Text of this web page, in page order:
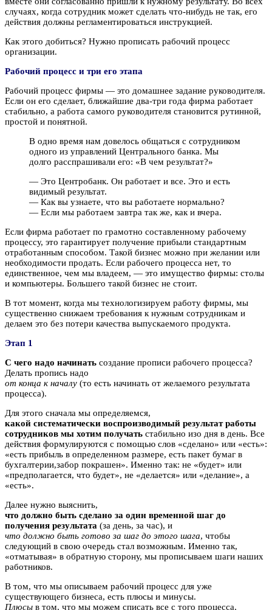
случаях, когда сотрудник может сделать что-нибудь не так, его
действия должны регламентироваться инструкцией.
Как этого добиться? Нужно прописать рабочий процесс
организации.
Рабочий процесс и три его этапа
Рабочий процесс фирмы — это домашнее задание руководителя.
Если он его сделает, ближайшие два-три года фирма работает
стабильно, а работа самого руководителя становится рутинной,
простой и понятной.
В одно время нам довелось общаться с сотрудником
одного из управлений Центрального банка. Мы
долго расспрашивали его: «В чем результат?»
— Это Центробанк. Он работает и все. Это и есть
видимый результат.
— Как вы узнаете, что вы работаете нормально?
— Если мы работаем завтра так же, как и вчера.
Если фирма работает по грамотно составленному рабочему
процессу, это гарантирует получение прибыли стандартным
отработанным способом. Такой бизнес можно при желании или
необходимости продать. Если рабочего процесса нет, то
единственное, чем мы владеем, — это имущество фирмы: столы
и компьютеры. Большего такой бизнес не стоит.
В тот момент, когда мы технологизируем работу фирмы, мы
существенно снижаем требования к нужным сотрудникам и
делаем это без потери качества выпускаемого продукта.
Этап 1
С чего надо начинать создание прописи рабочего процесса?
Делать пропись надо
от конца к началу (то есть начинать от желаемого результата
процесса).
Для этого сначала мы определяемся,
какой систематически воспроизводимый результат работы
сотрудников мы хотим получать стабильно изо дня в день. Все
действия формулируются с помощью слов «сделано» или «есть»:
«есть прибыль в определенном размере, есть пакет бумаг в
бухгалтерии,забор покрашен». Именно так: не «будет» или
«предполагается, что будет», не «делается» или «делание», а
«есть».
Далее нужно выяснить,
что должно быть сделано за один временной шаг до
получения результата (за день, за час), и
что должно быть готово за шаг до этого шага, чтобы
следующий в свою очередь стал возможным. Именно так,
«отматывая» в обратную сторону, мы прописываем шаги наших
работников.
В том, что мы описываем рабочий процесс для уже
существующего бизнеса, есть плюсы и минусы.
Плюсы в том, что мы можем списать все с того процесса,